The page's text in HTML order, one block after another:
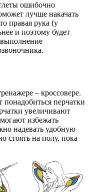
ошибочно
лучше накачать
правая рука (у
и поэтому будет
выполнение
– кроссовере.
перчатки
увеличивают
избежать
надевать удобную
стоять на полу, пока